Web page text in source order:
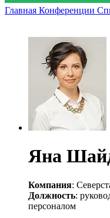
Главная Конференции
Яна
Компания:
Должность:
персоналом